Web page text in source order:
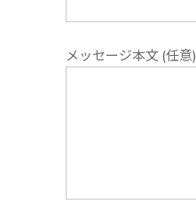
メッセージ本文 (任意)